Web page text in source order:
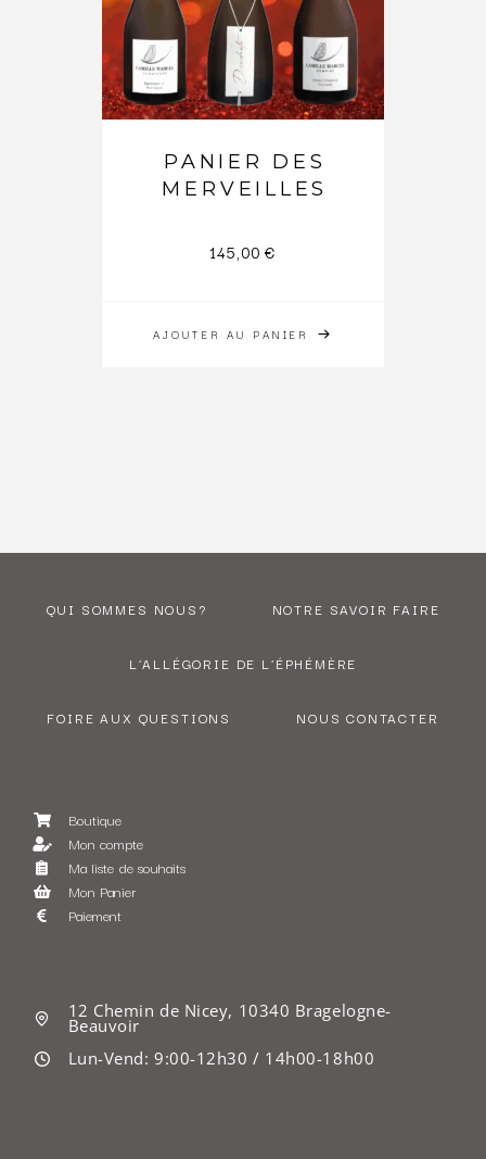
AJOUTER AU PANIER
PANIER DES
MERVEILLES
145,00€
QUI SOMMES NOUS? NOTRE SAVOIR FAIRE
L’ALLÉGORIE DE L’ÉPHÉMÈRE
FOIRE AUX QUESTIONS NOUS CONTACTER
Boutique
Mon compte
Ma liste de souhaits
Mon Panier
Paiement
12 Chemin de Nicey, 10340 Bragelogne-
Beauvoir
Lun-Vend: 9:00-12h30 / 14h00-18h00